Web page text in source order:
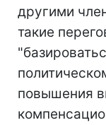
другими
такие
повышения